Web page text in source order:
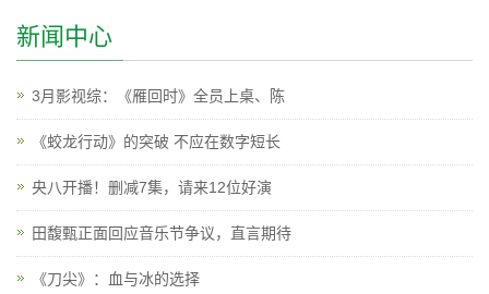
新闻中心
3月影视综：《雁回时》全员上桌、陈
《蛟龙行动》的突破 不应在数字短长
央八开播！删减7集，请来12位好演
田馥甄正面回应音乐节争议，直言期待
《刀尖》：血与冰的选择